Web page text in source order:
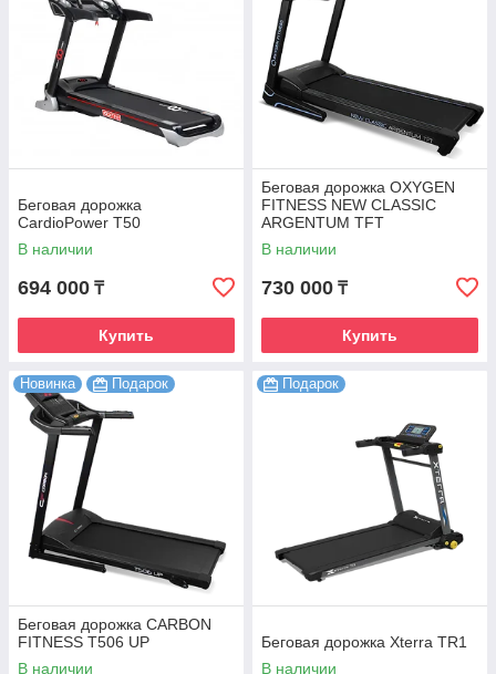
Беговая дорожка
CardioPower T50
В наличии
694 000 ₸
Купить
Беговая дорожка OXYGEN
FITNESS NEW CLASSIC
ARGENTUM TFT
В наличии
730 000 ₸
Купить
Новинка Подарок
Беговая дорожка CARBON
FITNESS T506 UP
В наличии
Подарок
Беговая дорожка Xterra TR1
В наличии